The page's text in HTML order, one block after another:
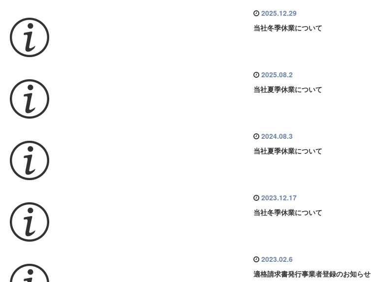
2025.12.29
当社冬季休業について
2025.08.2
当社夏季休業について
2024.08.3
当社夏季休業について
2023.12.17
当社冬季休業について
2023.02.6
適格請求書発行事業者登録のお知らせ